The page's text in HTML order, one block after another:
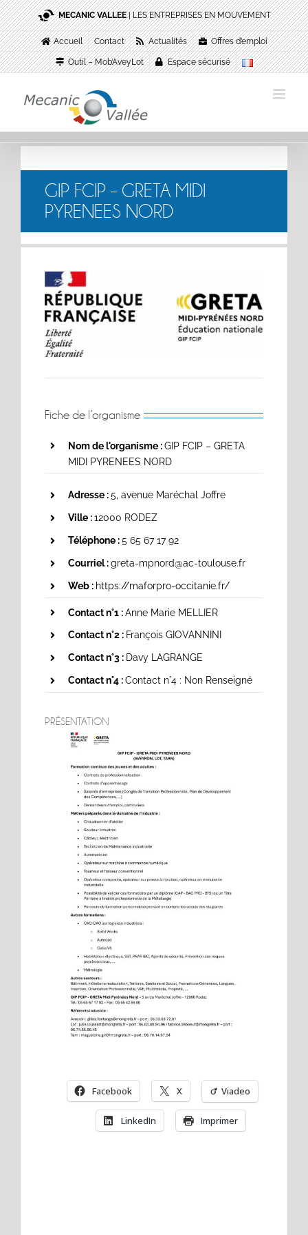
Passer
au
contenu
MECANIC VALLEE| LES ENTREPRISES EN MOUVEMENT
Accueil Contact Actualités Offres d’emploi
Outil – Mob’AveyLot Espace sécurisé
GIP FCIP – GRETA MIDI
PYRENEES NORD
Fiche de l’organisme
Nom de l'organisme :GIP FCIP – GRETA
MIDI PYRENEES NORD
Adresse :5, avenue Maréchal Joffre
Ville :12000 RODEZ
Téléphone :5 65 67 17 92
Courriel :greta-mpnord@ac-toulouse.fr
Web : https://maforpro-occitanie.fr/
Contact n°1 :Anne Marie MELLIER
Contact n°2 : François GIOVANNINI
Contact n°3 : Davy LAGRANGE
Contact n°4 :Contact n°4 : Non Renseigné
PRÉSENTATION
Facebook X Viadeo
LinkedIn Imprimer